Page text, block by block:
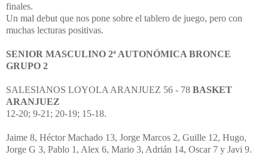
finales.
Un mal debut que nos pone sobre el tablero de juego, pero con
muchas lecturas positivas.
SENIOR MASCULINO 2ª AUTONÓMICA BRONCE
GRUPO 2
SALESIANOS LOYOLA ARANJUEZ 56 - 78 BASKET
ARANJUEZ
12-20; 9-21; 20-19; 15-18.
Jaime 8, Héctor Machado 13, Jorge Marcos 2, Guille 12, Hugo,
Jorge G 3, Pablo 1, Alex 6, Mario 3, Adrián 14, Oscar 7 y Javi 9.